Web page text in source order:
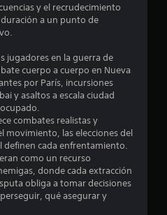
y el recrudecimiento
a un punto de
jugadores en la guerra de
cuerpo a cuerpo en Nueva
por París, incursiones
y asaltos a escala ciudad
combates realistas y
movimiento, las elecciones del
cada enfrentamiento.
como un recurso
donde cada extracción
obliga a tomar decisiones
qué asegurar y